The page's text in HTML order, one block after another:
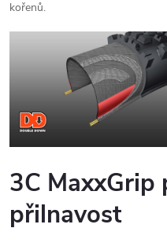
kořenů.
3C MaxxGrip
přilnavost